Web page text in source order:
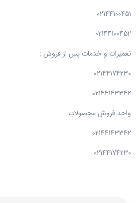
02144100451
02144100452
تعمیرات و خدمات پس از فروش :
02144174230
02144143342
واحد فروش محصولات:
02144143342
02144174230